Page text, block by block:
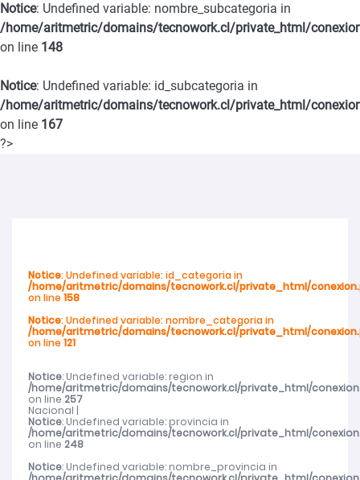
mujeres trabajadoras en el cuidado de niñas y niños
SernamEG Ñuble logra condena de 20 años de cárcel por caso de
violencia de género en San Carlos
SernamEG Ñuble invita a postular al Programa Mujer y
Abren talleres deportivos para adultos mayores en toda la región
Abren talleres deportivos para adultos mayores en toda la región
Cerca de mil de mujeres de Ñuble recibieron atención del SernamEG
Notice: Undefined variable: nombre_subcategoria in
/home/aritmetric/domains/tecnowork.cl/private_html/
on line 148
Notice: Undefined variable: id_subcategoria in
/home/aritmetric/domains/tecnowork.cl/private_html/
on line 167
?>
Notice: Undefined variable: id_categoria in
/home/aritmetric/domains/tecnowork.cl/private_html/
on line 158
Notice: Undefined variable: nombre_categoria in
/home/aritmetric/domains/tecnowork.cl/private_html/
on line 121
Notice: Undefined variable: region in
/home/aritmetric/domains/tecnowork.cl/private_html/
on line 257
Nacional |
Notice: Undefined variable: provincia in
/home/aritmetric/domains/tecnowork.cl/private_html/
on line 248
Notice: Undefined variable: nombre_provincia in